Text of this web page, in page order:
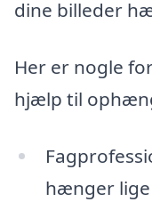
dine billeder
Her er nogle
hjælp til
hænger